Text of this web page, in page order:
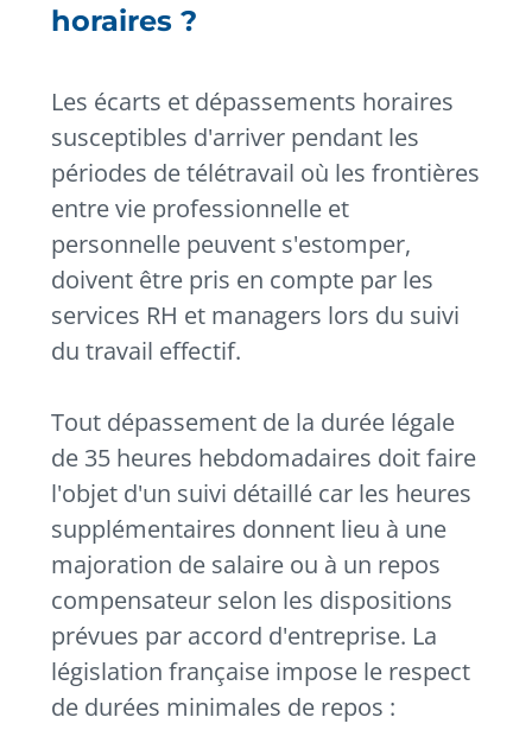
horaires ?
Les écarts et dépassements horaires
susceptibles d'arriver pendant les
périodes de télétravail où les frontières
entre vie professionnelle et
personnelle peuvent s'estomper,
doivent être pris en compte par les
services RH et managers lors du suivi
du travail effectif.
Tout dépassement de la durée légale
de 35 heures hebdomadaires doit faire
l'objet d'un suivi détaillé car les heures
supplémentaires donnent lieu à une
majoration de salaire ou à un repos
compensateur selon les dispositions
prévues par accord d'entreprise. La
législation française impose le respect
de durées minimales de repos :